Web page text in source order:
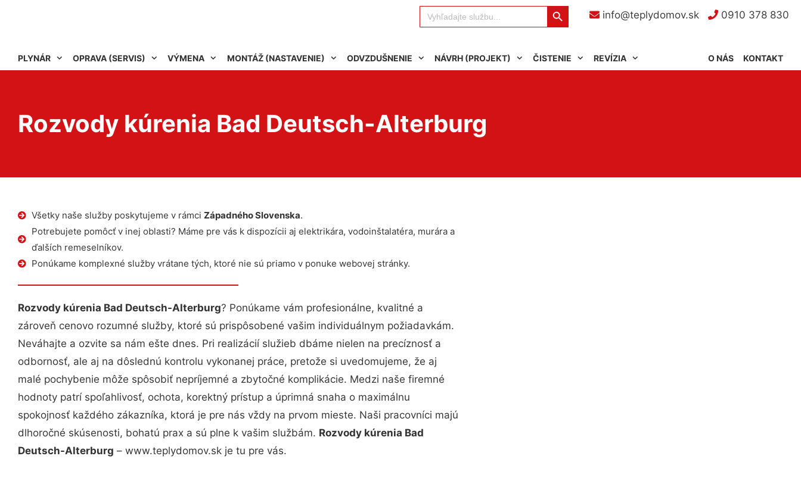
info@teplydomov.sk 0910 378 830
Search
for:
Search Button
PLYNÁR OPRAVA (SERVIS) VÝMENA MONTÁŽ (NASTAVENIE) ODVZDUŠNENIE NÁVRH (PROJEKT) ČISTENIE REVÍZIA KONTAKT
O NÁS
Rozvody kúrenia Bad Deutsch-Alterburg
Všetky naše služby poskytujeme v rámci Západného Slovenska.
Potrebujete pomôcť v inej oblasti? Máme pre vás k dispozícii aj elektrikára, vodoinštalatéra, murára a
ďalších remeselníkov.
Ponúkame komplexné služby vrátane tých, ktoré nie sú priamo v ponuke webovej stránky.
Rozvody kúrenia Bad Deutsch-Alterburg? Ponúkame vám profesionálne, kvalitné a
zároveň cenovo rozumné služby, ktoré sú prispôsobené vašim individuálnym požiadavkám.
Neváhajte a ozvite sa nám ešte dnes. Pri realizácií služieb dbáme nielen na precíznosť a
odbornosť, ale aj na dôslednú kontrolu vykonanej práce, pretože si uvedomujeme, že aj
malé pochybenie môže spôsobiť nepríjemné a zbytočné komplikácie. Medzi naše firemné
hodnoty patrí spoľahlivosť, ochota, korektný prístup a úprimná snaha o maximálnu
spokojnosť každého zákazníka, ktorá je pre nás vždy na prvom mieste. Naši pracovníci majú
dlhoročné skúsenosti, bohatú prax a sú plne k vašim službám. Rozvody kúrenia Bad
Deutsch-Alterburg – www.teplydomov.sk je tu pre vás.